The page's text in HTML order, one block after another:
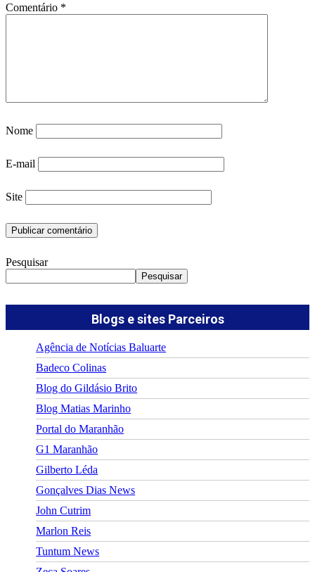
Comentário *
Nome
E-mail
Site
Pesquisar
Pesquisar
Blogs e sites Parceiros
Agência de Notícias Baluarte
Badeco Colinas
Blog do Gildásio Brito
Blog Matias Marinho
Portal do Maranhão
G1 Maranhão
Gilberto Léda
Gonçalves Dias News
John Cutrim
Marlon Reis
Tuntum News